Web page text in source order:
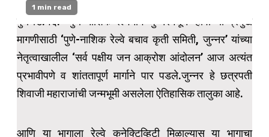
1 min read
पुणे डि.१६:- पुणे-नाशिक रेल्वेमार्ग जुन्नरमधून व्हावा या प्रमुख
मागणीसाठी ‘पुणे-नाशिक रेल्वे बचाव कृती समिती, जुन्नर’ यांच्या
नेतृत्वाखालील ‘सर्व पक्षीय जन आक्रोश आंदोलन’ आज अत्यंत
प्रभावीपणे व शांततापूर्ण मार्गाने पार पडले.जुन्नर हे छत्रपती
शिवाजी महाराजांची जन्मभूमी असलेला ऐतिहासिक तालुका आहे.
आणि या भागाला रेल्वे कनेक्टिव्हिटी मिळाल्यास या भागाचा